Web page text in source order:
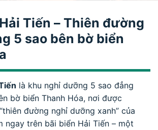
Tiến – Thiên đường
5 sao bên bờ biển
là khu nghỉ dưỡng 5 sao đẳng
bờ biển Thanh Hóa, nơi được
đường nghỉ dưỡng xanh” của
ngay trên bãi biển Hải Tiến – một